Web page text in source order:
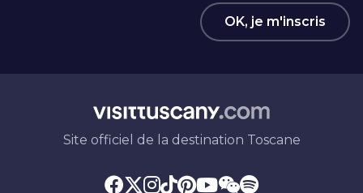
OK, je m'inscris
Site officiel de la destination Toscane